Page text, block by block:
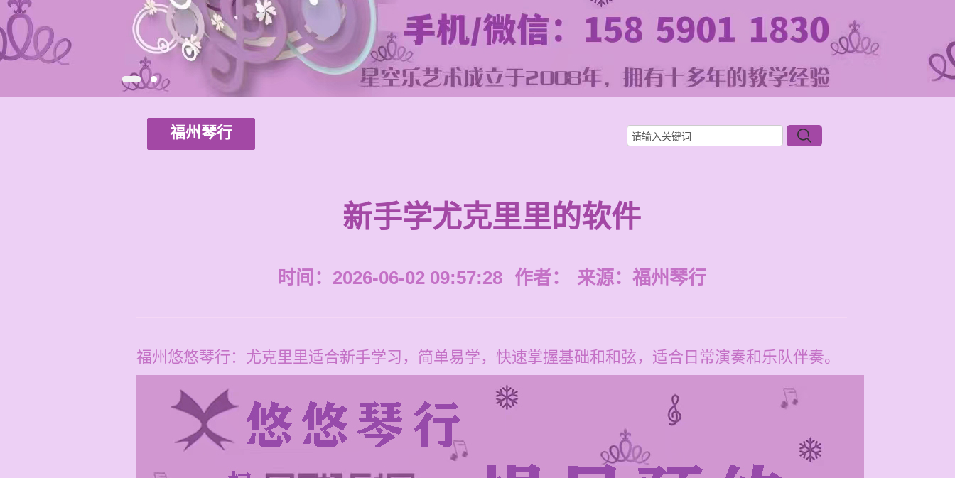
福州琴行
新手学尤克里里的软件
时间：2026-06-02 09:57:28 作者： 来源： 福州琴行
福州悠悠琴行：尤克里里适合新手学习，简单易学，快速掌握基础和和弦，适合日常演奏和乐队伴奏。